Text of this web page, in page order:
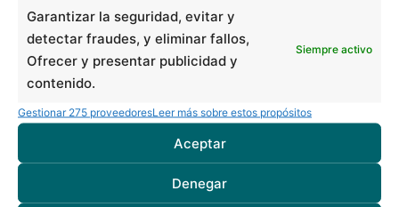
Garantizar la seguridad, evitar y
detectar fraudes, y eliminar fallos,
Ofrecer y presentar publicidad y
contenido.
Siempre activo
Gestionar 275 proveedoresLeer más sobre estos propósitos
Aceptar
Denegar
Pl. Universitat 3, 3ª planta (edificio Forcadell)
08007 Barcelona
TAC en Barcelona
Clínica dental en Barcelona
Soins dentaires en Espagne pour patients français
BUCALIA BARCELONA ARIBAU